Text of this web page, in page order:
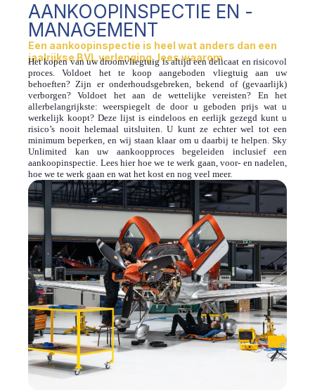
AANKOOPINSPECTIE EN -
MANAGEMENT
Een aankoopinspectie is heel wat anders dan een
jaalrijkse BVL verlenging, lees waarom
Het kopen van uw droomvliegtuig is altijd een delicaat en risicovol
proces. Voldoet het te koop aangeboden vliegtuig aan uw
behoeften? Zijn er onderhoudsgebreken, bekend of (gevaarlijk)
verborgen? Voldoet het aan de wettelijke vereisten? En het
allerbelangrijkste: weerspiegelt de door u geboden prijs wat u
werkelijk koopt? Deze lijst is eindeloos en eerlijk gezegd kunt u
risico’s nooit helemaal uitsluiten. U kunt ze echter wel tot een
minimum beperken, en wij staan klaar om u daarbij te helpen. Sky
Unlimited kan uw aankoopproces begeleiden inclusief een
aankoopinspectie. Lees hier hoe we te werk gaan, voor- en nadelen,
hoe we te werk gaan en wat het kost en nog veel meer.